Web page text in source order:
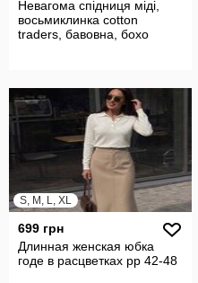
Невагома спідниця міді,
восьмиклинка cotton
traders, бавовна, бохо
S, M, L, XL
699 грн
Длинная женская юбка
годе в расцветках рр 42-48